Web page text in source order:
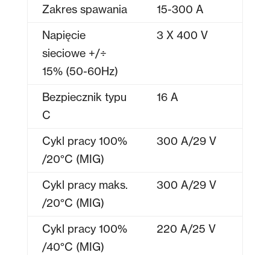
Zakres spawania
15-300 A
Napięcie
sieciowe +/÷
15% (50-60Hz)
3 X 400 V
Bezpiecznik typu
C
16 A
Cykl pracy 100%
/20°C (MIG)
300 A/29 V
Cykl pracy maks.
/20°C (MIG)
300 A/29 V
Cykl pracy 100%
/40°C (MIG)
220 A/25 V